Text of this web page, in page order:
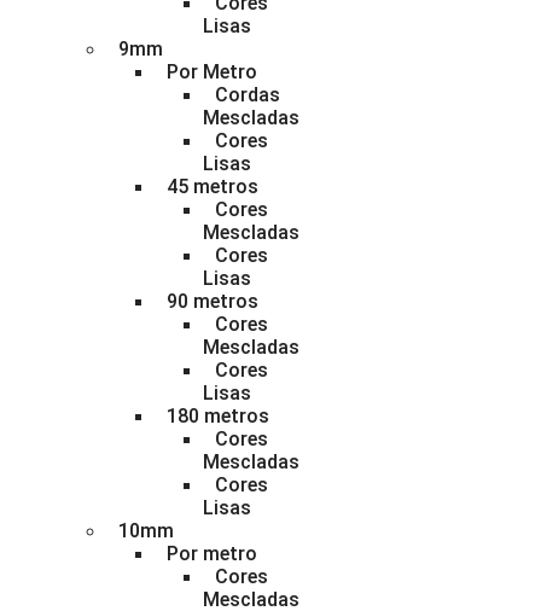
Lisas
9mm
Por Metro
Cordas
Mescladas
Cores
Lisas
45 metros
Cores
Mescladas
Cores
Lisas
90 metros
Cores
Mescladas
Cores
Lisas
180 metros
Cores
Mescladas
Cores
Lisas
10mm
Por metro
Cores
Mescladas